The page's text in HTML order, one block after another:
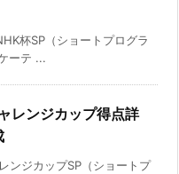
杯SP（ショートプログラ
ーテ ...
レンジカップ得点詳
ンジカップSP（ショートプ